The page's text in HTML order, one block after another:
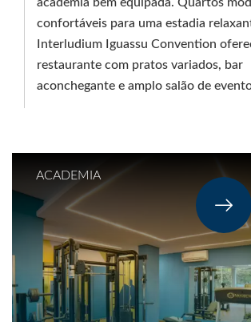
academia bem equipada. Quartos
confortáveis para uma estadia
Interludium Iguassu Convention
restaurante com pratos variados, bar
aconchegante e amplo salão de
ACADEMIA